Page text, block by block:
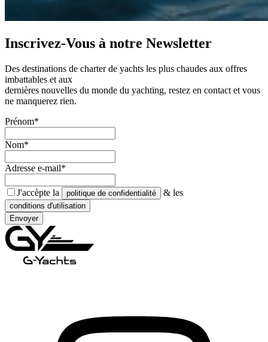
Inscrivez-Vous à notre Newsletter
Des destinations de charter de yachts les plus chaudes aux offres
imbattables et aux
dernières nouvelles du monde du yachting, restez en contact et vous
ne manquerez rien.
Prénom*
Nom*
Adresse e-mail*
J'accèpte la politique de confidentialité & les
conditions d'utilisation
Envoyer